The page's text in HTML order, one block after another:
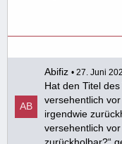
Abifiz 27. Juni
Hat den Titel
versehentlich
irgendwie
versehentlich
zurückholbar?“